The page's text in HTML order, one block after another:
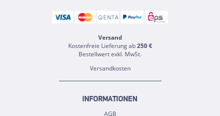
Versand
Kostenfreie Lieferung ab250 €
Bestellwert exkl. MwSt.
Versandkosten
INFORMATIONEN
AGB